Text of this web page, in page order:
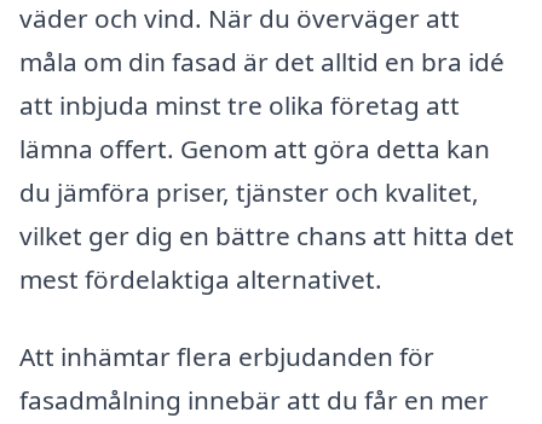
väder och vind. När du överväger att
måla om din fasad är det alltid en bra idé
att inbjuda minst tre olika företag att
lämna offert. Genom att göra detta kan
du jämföra priser, tjänster och kvalitet,
vilket ger dig en bättre chans att hitta det
mest fördelaktiga alternativet.
Att inhämtar flera erbjudanden för
fasadmålning innebär att du får en mer